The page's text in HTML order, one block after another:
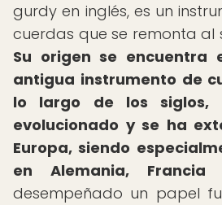
gurdy en inglés, es un
cuerdas que se remonta al
Su origen se encuentra
antigua instrumento de
lo largo de los siglos,
evolucionado y se ha
Europa, siendo
en Alemania, Francia
desempeñado un papel